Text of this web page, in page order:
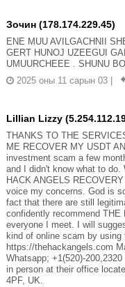
Зочин (178.174.229.45)
ENE MUU AVILGACHNII
GERT HUNOJ UZEEGUI
UMUURCHEEE . SHUNU
2025 оны 11 сарын 03
Lillian Lizzy
THANKS TO THE
ME RECOVER MY USDT
investment scam a few
and I didn't know what to do.
HACK ANGELS
voice my concerns. God is
fact that there are still
confidently recommend
everyone I meet. I will
kind of online scam by using
https://thehackangels.com
Whatsapp; +1(520)-
in person at their office
4PF, UK.